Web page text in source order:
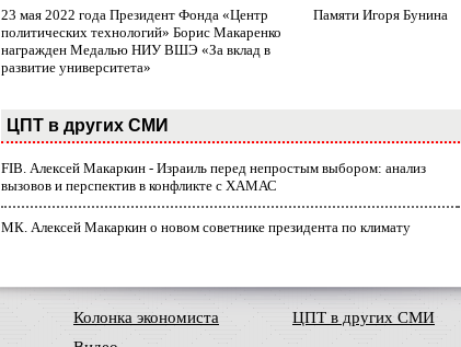
23 мая 2022 года Президент Фонда «Центр
политических технологий» Борис Макаренко
награжден Медалью НИУ ВШЭ «За вклад в
развитие университета»
Памяти Игоря Бунина
ЦПТ в других СМИ
FIB. Алексей Макаркин - Израиль перед непростым выбором: анализ
вызовов и перспектив в конфликте с ХАМАС
МК. Алексей Макаркин о новом советнике президента по климату
Колонка экономиста
ЦПТ в других СМИ